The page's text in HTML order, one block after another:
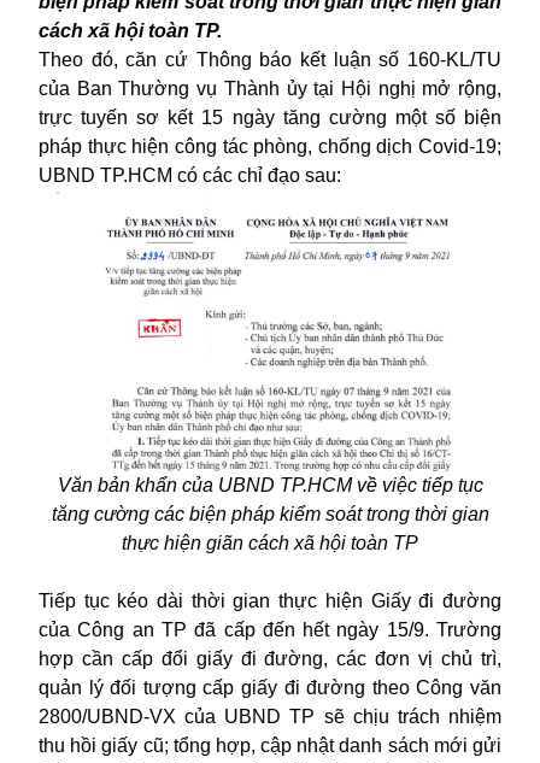
cách xã hội toàn TP.
Theo đó, căn cứ Thông báo kết luận số 160-KL/TU
của Ban Thường vụ Thành ủy tại Hội nghị mở rộng,
trực tuyến sơ kết 15 ngày tăng cường một số biện
pháp thực hiện công tác phòng, chống dịch Covid-19;
UBND TP.HCM có các chỉ đạo sau:
Văn bản khẩn của UBND TP.HCM về việc tiếp tục
tăng cường các biện pháp kiểm soát trong thời gian
thực hiện giãn cách xã hội toàn TP
Tiếp tục kéo dài thời gian thực hiện Giấy đi đường
của Công an TP đã cấp đến hết ngày 15/9. Trường
hợp cần cấp đổi giấy đi đường, các đơn vị chủ trì,
quản lý đối tượng cấp giấy đi đường theo Công văn
2800/UBND-VX của UBND TP sẽ chịu trách nhiệm
thu hồi giấy cũ; tổng hợp, cập nhật danh sách mới gửi